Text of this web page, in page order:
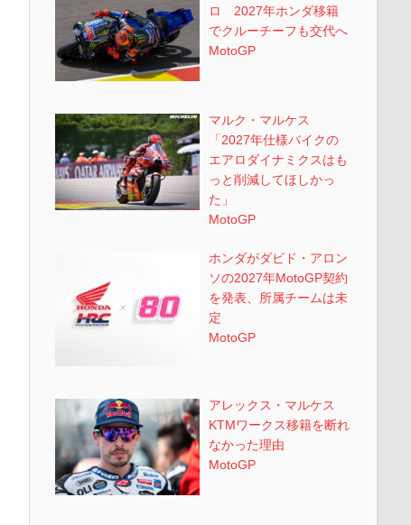
ロ 2027年ホンダ移籍
でクルーチーフも交代へ
MotoGP
マルク・マルケス
「2027年仕様バイクの
エアロダイナミクスはも
っと削減してほしかっ
た」
MotoGP
ホンダがダビド・アロン
ソの2027年MotoGP契約
を発表、所属チームは未
定
MotoGP
アレックス・マルケス
KTMワークス移籍を断れ
なかった理由
MotoGP